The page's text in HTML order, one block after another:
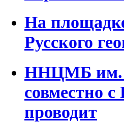
На
Русского
ННЦМБ им.
совместно
проводит